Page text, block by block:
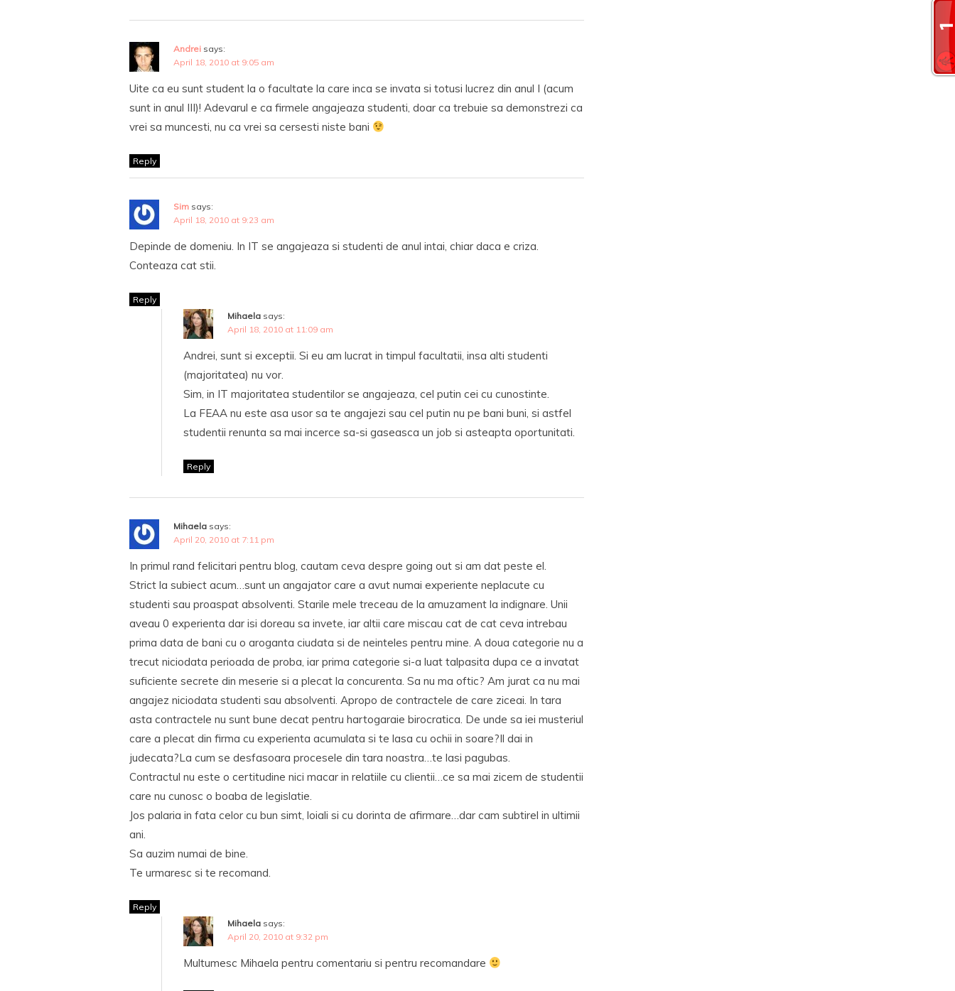
Andrei says:
April 18, 2010 at 9:05 am
Uite ca eu sunt student la o facultate la care inca se invata si totusi lucrez din anul I (acum
sunt in anul III)! Adevarul e ca firmele angajeaza studenti, doar ca trebuie sa demonstrezi ca
vrei sa muncesti, nu ca vrei sa cersesti niste bani
Reply
Sim says:
April 18, 2010 at 9:23 am
Depinde de domeniu. In IT se angajeaza si studenti de anul intai, chiar daca e criza.
Conteaza cat stii.
Reply
Mihaela says:
April 18, 2010 at 11:09 am
Andrei, sunt si exceptii. Si eu am lucrat in timpul facultatii, insa alti studenti
(majoritatea) nu vor.
Sim, in IT majoritatea studentilor se angajeaza, cel putin cei cu cunostinte.
La FEAA nu este asa usor sa te angajezi sau cel putin nu pe bani buni, si astfel
studentii renunta sa mai incerce sa-si gaseasca un job si asteapta oportunitati.
Reply
Mihaela says:
April 20, 2010 at 7:11 pm
In primul rand felicitari pentru blog, cautam ceva despre going out si am dat peste el.
Strict la subiect acum…sunt un angajator care a avut numai experiente neplacute cu
studenti sau proaspat absolventi. Starile mele treceau de la amuzament la indignare. Unii
aveau 0 experienta dar isi doreau sa invete, iar altii care miscau cat de cat ceva intrebau
prima data de bani cu o aroganta ciudata si de neinteles pentru mine. A doua categorie nu a
trecut niciodata perioada de proba, iar prima categorie si-a luat talpasita dupa ce a invatat
suficiente secrete din meserie si a plecat la concurenta. Sa nu ma oftic? Am jurat ca nu mai
angajez niciodata studenti sau absolventi. Apropo de contractele de care ziceai. In tara
asta contractele nu sunt bune decat pentru hartogaraie birocratica. De unde sa iei musteriul
care a plecat din firma cu experienta acumulata si te lasa cu ochii in soare?Il dai in
judecata?La cum se desfasoara procesele din tara noastra…te lasi pagubas.
Contractul nu este o certitudine nici macar in relatiile cu clientii…ce sa mai zicem de studentii
care nu cunosc o boaba de legislatie.
Jos palaria in fata celor cu bun simt, loiali si cu dorinta de afirmare…dar cam subtirel in ultimii
ani.
Sa auzim numai de bine.
Te urmaresc si te recomand.
Reply
Mihaela says:
April 20, 2010 at 9:32 pm
Multumesc Mihaela pentru comentariu si pentru recomandare